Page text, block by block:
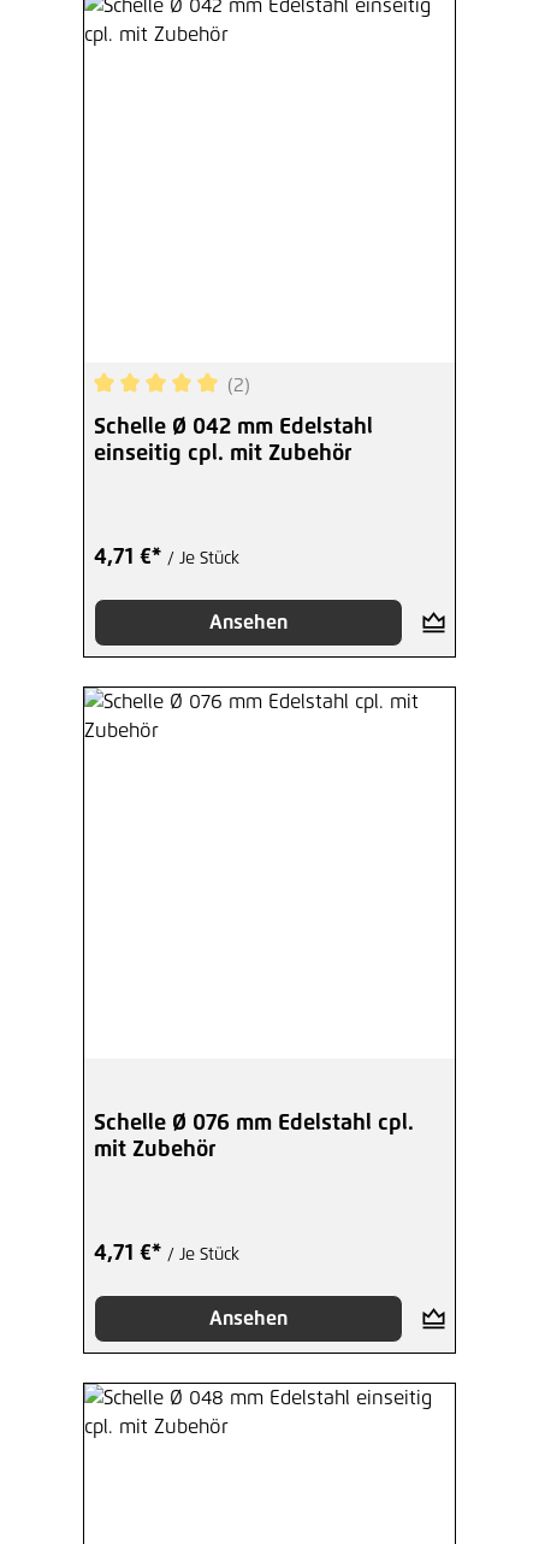
Durchschnittliche Bewertung von 5 von 5
(2)
Schelle Ø 042 mm Edelstahl
einseitig cpl. mit Zubehör
4,71 €* / Je Stück
Ansehen
Schelle Ø 076 mm Edelstahl cpl.
mit Zubehör
4,71 €* / Je Stück
Ansehen